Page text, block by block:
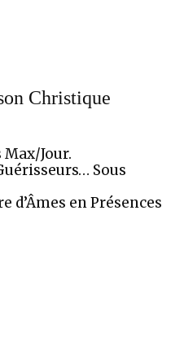
Christique
Jour.
Sous
d’Âmes en Présences